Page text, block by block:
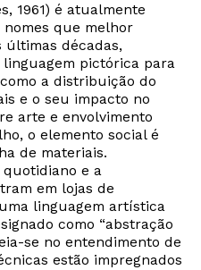
1961) é atualmente
que melhor
décadas,
pictórica para
a distribuição do
e o seu impacto no
arte e envolvimento
o elemento social é
de materiais.
quotidiano e a
em lojas de
linguagem artística
como “abstração
se no entendimento de
estão impregnados